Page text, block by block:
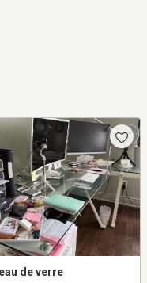
de verre